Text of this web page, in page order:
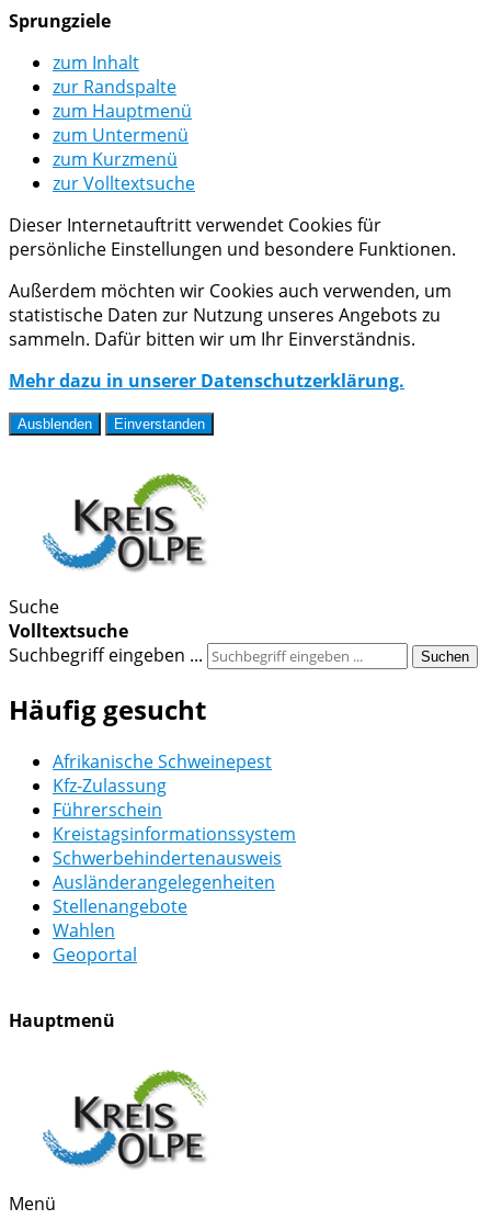
Sprungziele
zum Inhalt
zur Randspalte
zum Hauptmenü
zum Untermenü
zum Kurzmenü
zur Volltextsuche
Dieser Internetauftritt verwendet Cookies für
persönliche Einstellungen und besondere Funktionen.
Außerdem möchten wir Cookies auch verwenden, um
statistische Daten zur Nutzung unseres Angebots zu
sammeln. Dafür bitten wir um Ihr Einverständnis.
Mehr dazu in unserer Datenschutzerklärung.
Ausblenden Einverstanden
Suche
Volltextsuche
Suchbegriff eingeben ...
Suchen
Häufig gesucht
Afrikanische Schweinepest
Kfz-Zulassung
Führerschein
Kreistagsinformationssystem
Schwerbehindertenausweis
Ausländerangelegenheiten
Stellenangebote
Wahlen
Geoportal
Hauptmenü
Menü